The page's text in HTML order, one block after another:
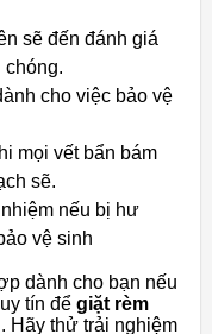
sẽ đến đánh giá
chóng.
cho việc bảo vệ
mọi vết bẩn bám
sẽ.
nếu bị hư
vệ sinh
dành cho bạn nếu
tín để giặt rèm
. Hãy thử trải nghiệm